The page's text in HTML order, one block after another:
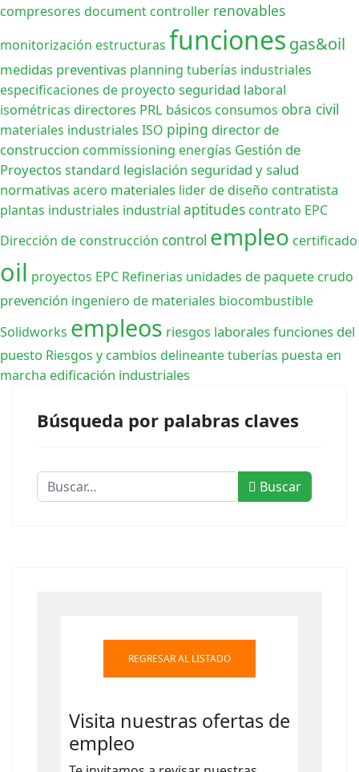
compresores document controller renovables
monitorización estructuras funciones gas&oil
medidas preventivas planning tuberías industriales
especificaciones de proyecto seguridad laboral
isométricas directores PRL básicos consumos obra civil
materiales industriales ISO piping director de
construccion commissioning energías Gestión de
Proyectosstandard legislación seguridad y salud
normativasacero materiales lider de diseño contratista
plantas industriales industrial aptitudes contrato EPC
Dirección de construcción control empleo certificado
oil proyectos EPC Refinerias unidades de paquete crudo
prevención ingeniero de materiales biocombustible
Solidworks empleos riesgos laboralesfunciones del
puesto Riesgos y cambios delineante tuberías puesta en
marcha edificación industriales
Búsqueda por palabras claves
Buscar
Buscar
REGRESAR AL LISTADO
Visita nuestras ofertas de
empleo